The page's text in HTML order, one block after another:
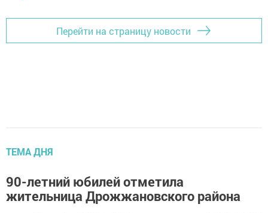
Перейти на страницу новости
ТЕМА ДНЯ
90-летний юбилей отметила
жительница Дрожжановского района